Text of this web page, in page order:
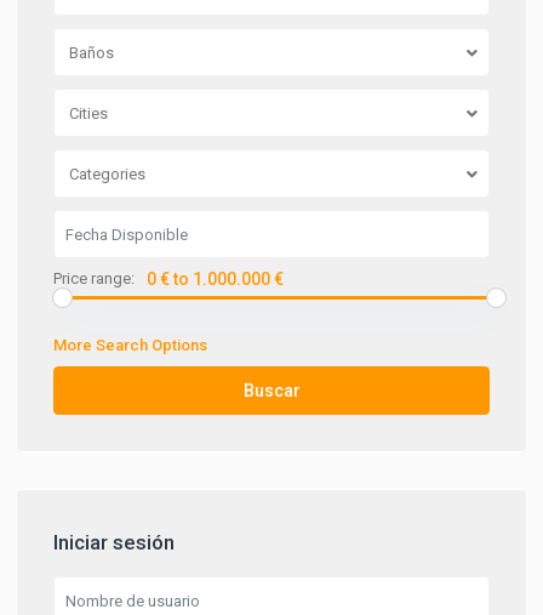
Baños
Cities
Categories
Price range: 0 € to 1.000.000 €
More Search Options
Buscar
Iniciar sesión